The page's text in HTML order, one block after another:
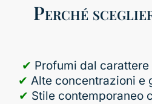
Perché
✔ Profumi dal
✔ Alte concentrazioni e
✔ Stile contemporaneo